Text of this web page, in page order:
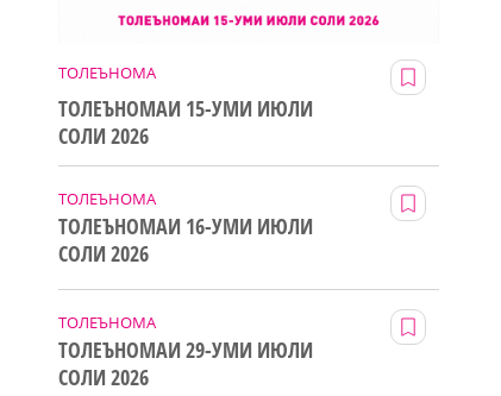
ТОЛЕЪНОМА
ТОЛЕЪНОМАИ 15-УМИ ИЮЛИ
СОЛИ 2026
ТОЛЕЪНОМА
ТОЛЕЪНОМАИ 16-УМИ ИЮЛИ
СОЛИ 2026
ТОЛЕЪНОМА
ТОЛЕЪНОМАИ 29-УМИ ИЮЛИ
СОЛИ 2026